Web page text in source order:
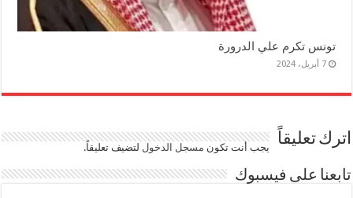
تونس تكرم علي الدرورة
7 أبريل، 2024
اترك تعليقاً يجب أنت تكون مسجل الدخوللتضيف تعليقاً.
تابعنا على فيسبوك